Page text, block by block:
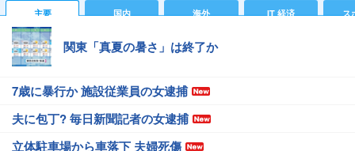
主要 国内 海外 IT 経済 ス
関東「真夏の暑さ」は終了か
7歳に暴行か 施設従業員の女逮捕
夫に包丁? 毎日新聞記者の女逮捕
立体駐車場から車落下 夫婦死傷